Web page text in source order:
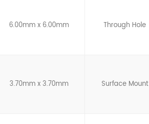
6.00mm x 6.00mm Through Hole
3.70mm x 3.70mm Surface Mount